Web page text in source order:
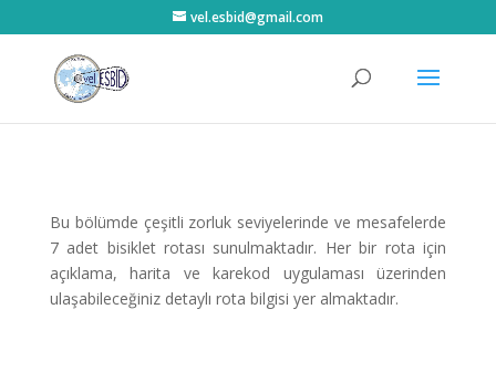
vel.esbid@gmail.com
Bu bölümde çeşitli zorluk seviyelerinde ve mesafelerde
7 adet bisiklet rotası sunulmaktadır. Her bir rota için
açıklama, harita ve karekod uygulaması üzerinden
ulaşabileceğiniz detaylı rota bilgisi yer almaktadır.